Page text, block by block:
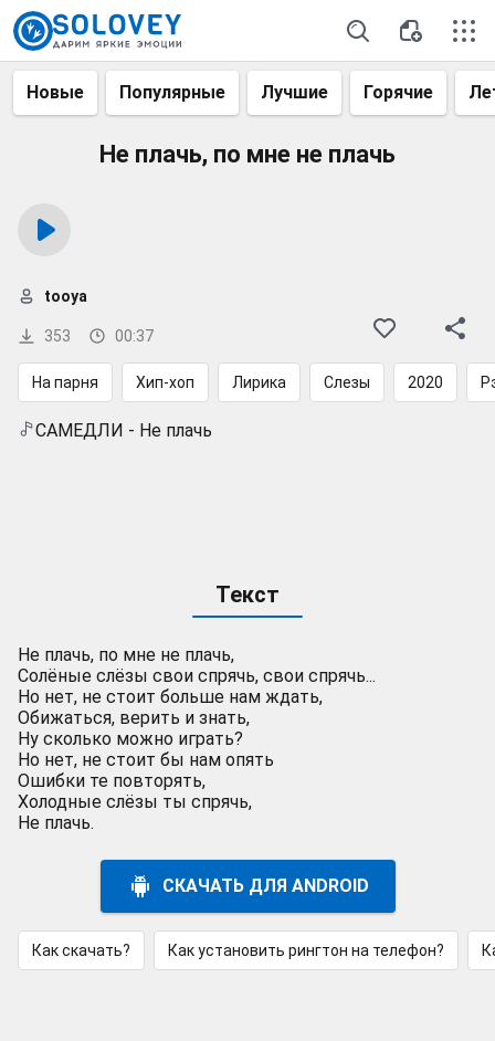
Новые Популярные Лучшие Горячие
Не плачь, по мне не плачь
353 00:37
tooya
На парня Хип-хоп Лирика Слезы 2020
САМЕДЛИ - Не плачь
Текст
Не плачь, по мне не плачь,
Солёные слёзы свои спрячь, свои спрячь...
Но нет, не стоит больше нам ждать,
Обижаться, верить и знать,
Ну сколько можно играть?
Но нет, не стоит бы нам опять
Ошибки те повторять,
Холодные слёзы ты спрячь,
Не плачь.
СКАЧАТЬ ДЛЯ ANDROID
Как скачать? Как установить рингтон на телефон?